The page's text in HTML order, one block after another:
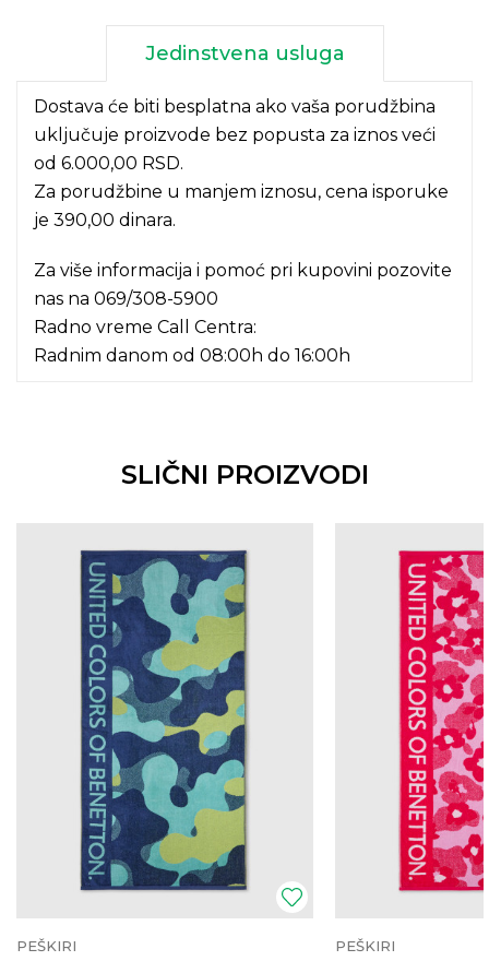
Jedinstvena usluga
Dostava će biti besplatna ako vaša porudžbina
uključuje proizvode bez popusta za iznos veći
od 6.000,00 RSD.
Za porudžbine u manjem iznosu, cena isporuke
je 390,00 dinara.
Za više informacija i pomoć pri kupovini pozovite
nas na 069/308-5900
Radno vreme Call Centra:
Radnim danom od 08:00h do 16:00h
SLIČNI PROIZVODI
PEŠKIRI PEŠKIRI